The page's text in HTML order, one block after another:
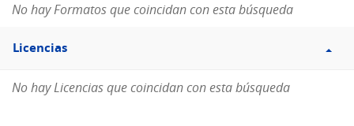
No hay Formatos que coincidan con esta búsqueda
Filtro
Licencias
Licencias
No hay Licencias que coincidan con esta búsqueda